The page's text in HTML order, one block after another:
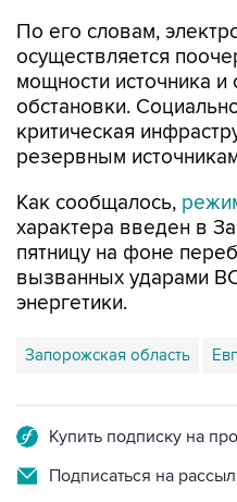
По его словам,
осуществляется
мощности источника и
обстановки.
критическая
резервным
Как сообщалось,
характера введен в
пятницу на фоне
вызванных ударами
энергетики.
Запорожская область
Купить подписку на
Подписаться на